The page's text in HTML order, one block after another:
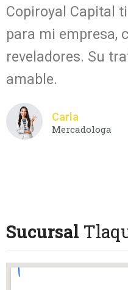
Copiroyal Capital
para mi empresa,
reveladores. Su
amable.
Carla
Mercadologa
Sucursal